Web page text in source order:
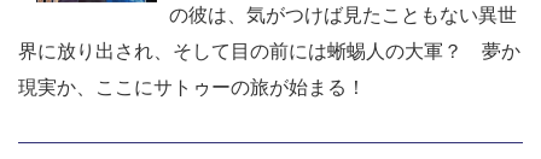
の彼は、気がつけば見たこともない異世
界に放り出され、そして目の前には蜥蜴人の大軍？ 夢か
現実か、ここにサトゥーの旅が始まる！